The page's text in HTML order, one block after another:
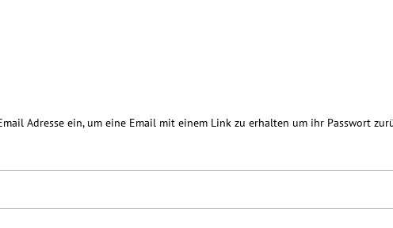
Adresse ein, um eine Email mit einem Link zu erhalten um ihr Passwort